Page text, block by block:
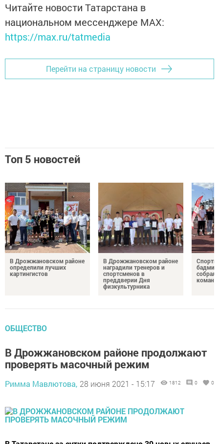
Читайте новости Татарстана в
национальном мессенджере MАХ:
https://max.ru/tatmedia
Перейти на страницу новости
Топ 5 новостей
В Дрожжановском районе
определили лучших
картингистов
В Дрожжановском районе
наградили тренеров и
спортсменов в
преддверии Дня
физкультурника
ОБЩЕСТВО
В Дрожжановском районе продолжают
проверять масочный режим
Римма Мавлютова, 28 июня 2021 - 15:17 1812 0 0